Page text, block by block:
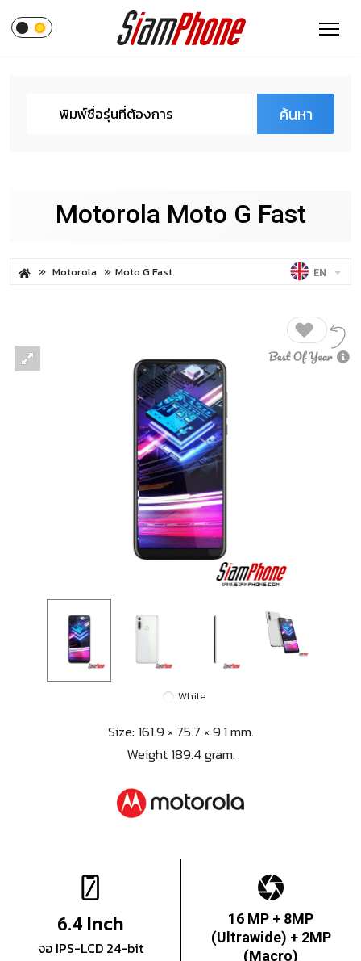
ค้นหา
Motorola Moto G Fast
Motorola Moto G Fast EN
White
Size: 161.9 × 75.7 × 9.1 mm.
Weight 189.4 gram.
6.4 Inch
จอ IPS-LCD 24-bit
16 MP + 8MP
(Ultrawide) + 2MP
(Macro)